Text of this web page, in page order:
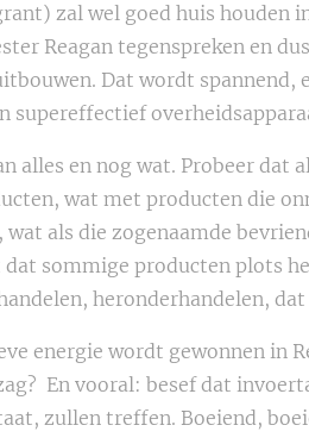
zal wel goed huis houden
Reagan tegenspreken en
Dat wordt spannend,
supereffectief
alles en nog wat. Probeer dat
wat met producten die
als die zogenaamde
sommige producten plots
heronderhandelen,
energie wordt gewonnen in
En vooral: besef dat
zullen treffen. Boeiend,